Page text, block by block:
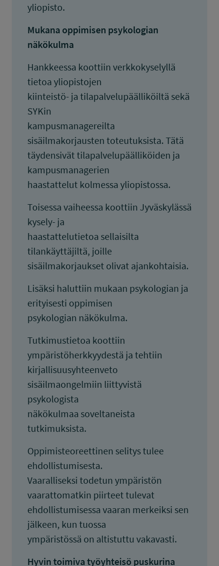
yliopisto.
Mukana oppimisen psykologian
näkökulma
Hankkeessa koottiin verkkokyselyllä
tietoa yliopistojen
kiinteistö- ja tilapalvelupäälliköiltä sekä
SYKin
kampusmanagereilta
sisäilmakorjausten toteutuksista. Tätä
täydensivät tilapalvelupäälliköiden ja
kampusmanagerien
haastattelut kolmessa yliopistossa.
Toisessa vaiheessa koottiin Jyväskylässä
kysely- ja
haastattelutietoa sellaisilta
tilankäyttäjiltä, joille
sisäilmakorjaukset olivat ajankohtaisia.
Lisäksi haluttiin mukaan psykologian ja
erityisesti oppimisen
psykologian näkökulma.
Tutkimustietoa koottiin
ympäristöherkkyydestä ja tehtiin
kirjallisuusyhteenveto
sisäilmaongelmiin liittyvistä
psykologista
näkökulmaa soveltaneista
tutkimuksista.
Oppimisteoreettinen selitys tulee
ehdollistumisesta.
Vaaralliseksi todetun ympäristön
vaarattomatkin piirteet tulevat
ehdollistumisessa vaaran merkeiksi sen
jälkeen, kun tuossa
ympäristössä on altistuttu vakavasti.
Hyvin toimiva työyhteisö puskurina